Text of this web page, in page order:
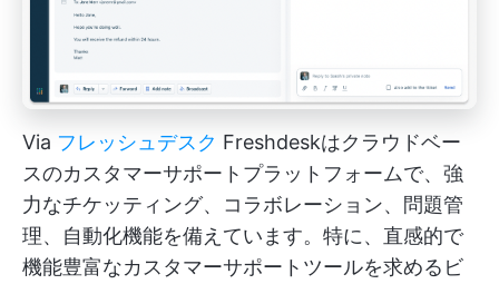
Via フレッシュデスク Freshdeskはクラウドベー
スのカスタマーサポートプラットフォームで、強
力なチケッティング、コラボレーション、問題管
理、自動化機能を備えています。特に、直感的で
機能豊富なカスタマーサポートツールを求めるビ